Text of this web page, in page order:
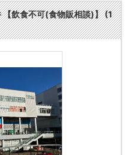
【飲食不可(食物販相談)】 (1